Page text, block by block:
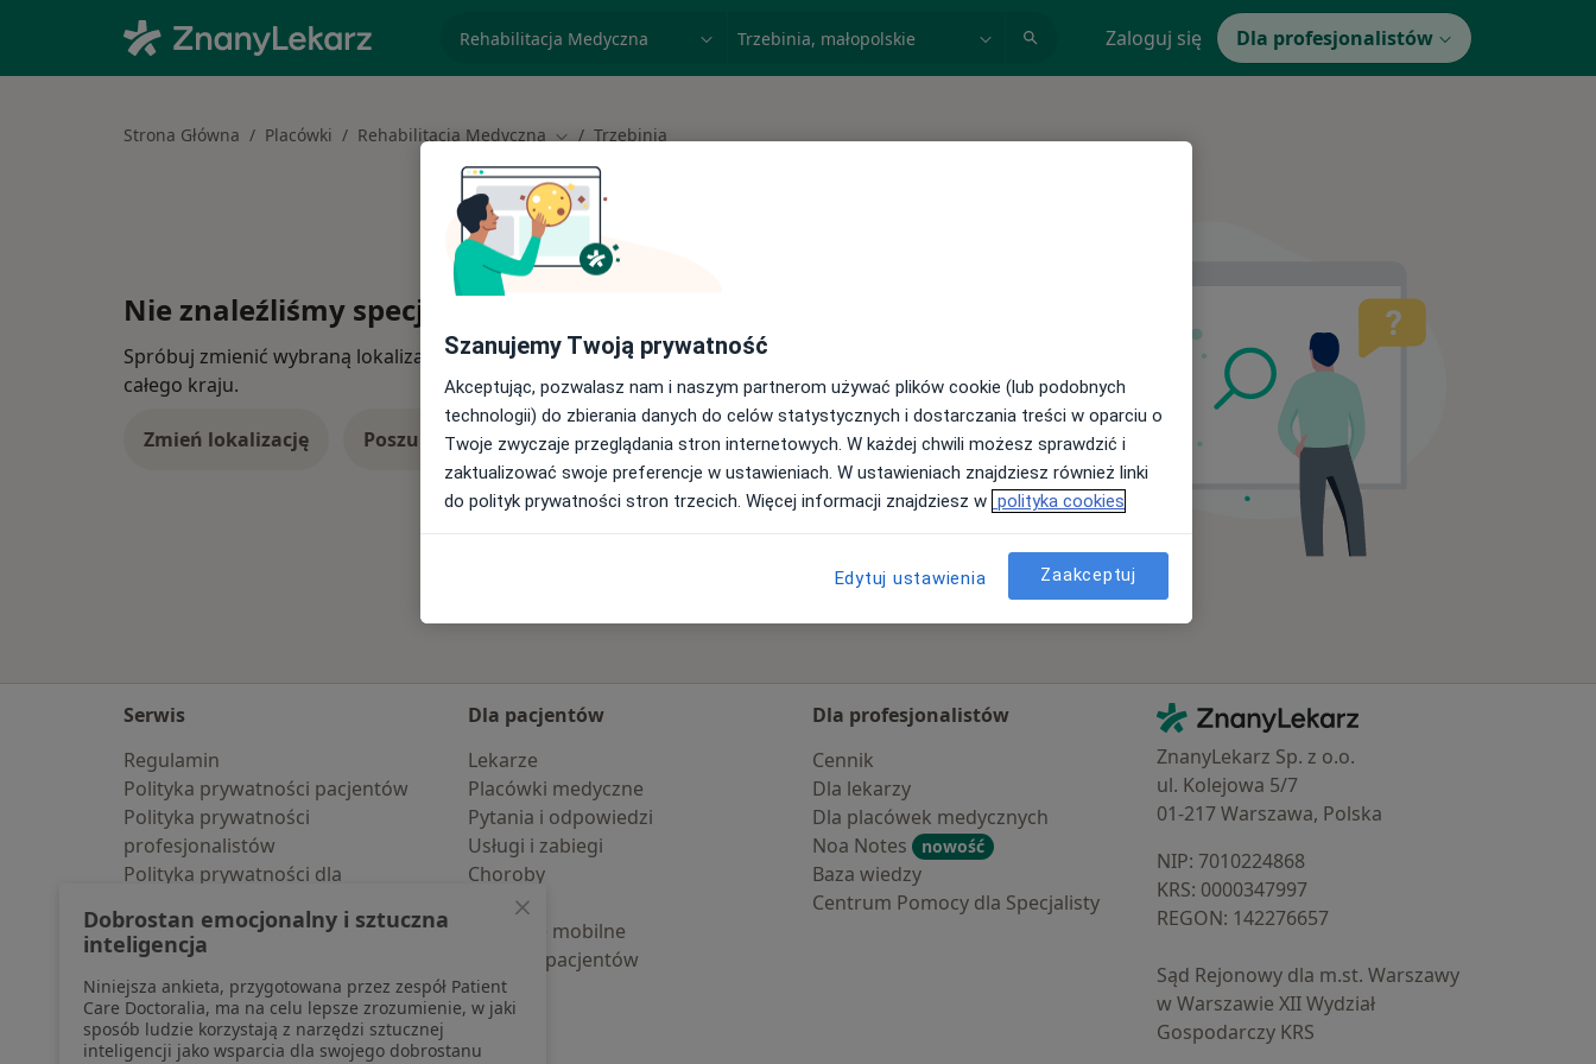
Zaloguj się Dla profesjonalistów
Strona Główna Placówki Rehabilitacja Medyczna Zmień miasto
Trzebinia
Nie znaleźliśmy specjalistów spełniających podane kryteria
Spróbuj zmienić wybraną lokalizację lub wypróbuj konsultacje online ze specjalistami z
całego kraju.
Zmień lokalizację Poszukaj konsultacji online
Serwis
Regulamin
Polityka prywatności pacjentów
Polityka prywatności
profesjonalistów
Polityka prywatności dla
pozyskaliśmy samodzielnie
Polityka cookies
Jak działają wyniki wyszukiwania
Dostępność
O nas
Dla pacjentów
Lekarze
Placówki medyczne
Pytania i odpowiedzi
Usługi i zabiegi
Choroby
Pomoc
Aplikacje mobilne
Blog dla pacjentów
Dla profesjonalistów
Cennik
Dla lekarzy
Dla placówek medycznych
Noa Notes
nowość
Baza wiedzy
Centrum Pomocy dla Specjalisty
Kontakt
ZnanyLekarz - Strona główna
ZnanyLekarz Sp. z o.o.
ul. Kolejowa 5/7
01-217 Warszawa, Polska
NIP: ⁠7010224868
KRS: ⁠0000347997
REGON: ⁠142276657
Sąd Rejonowy dla m.st. Warszawy
w Warszawie XII Wydział
Gospodarczy KRS
Szanujemy Twoją prywatność
Akceptując, pozwalasz nam i naszym partnerom używać plików cookie (lub podobnych
technologii) do zbierania danych do celów statystycznych i dostarczania treści w oparciu o
Twoje zwyczaje przeglądania stron internetowych. W każdej chwili możesz sprawdzić i
zaktualizować swoje preferencje w ustawieniach. W ustawieniach znajdziesz również linki
do polityk prywatności stron trzecich. Więcej informacji znajdziesz w polityka cookies
Edytuj ustawienia Zaakceptuj
Dobrostan emocjonalny i sztuczna
inteligencja
Niniejsza ankieta, przygotowana przez zespół Patient
Care Doctoralia, ma na celu lepsze zrozumienie, w jaki
sposób ludzie korzystają z narzędzi sztucznej
inteligencji jako wsparcia dla swojego dobrostanu